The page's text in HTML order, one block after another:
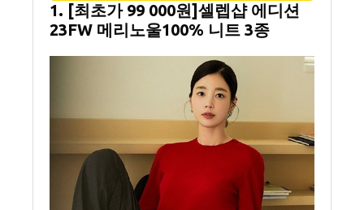
1. [최초가 99 000원]셀렙샵 에디션
23FW 메리노울100% 니트 3종